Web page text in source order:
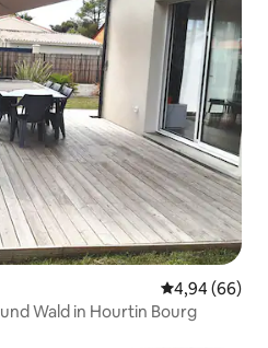
4,94 (66)
Wald in Hourtin Bourg